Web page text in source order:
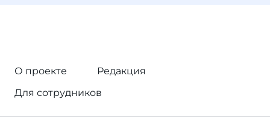
О проекте
Редакция
Для сотрудников